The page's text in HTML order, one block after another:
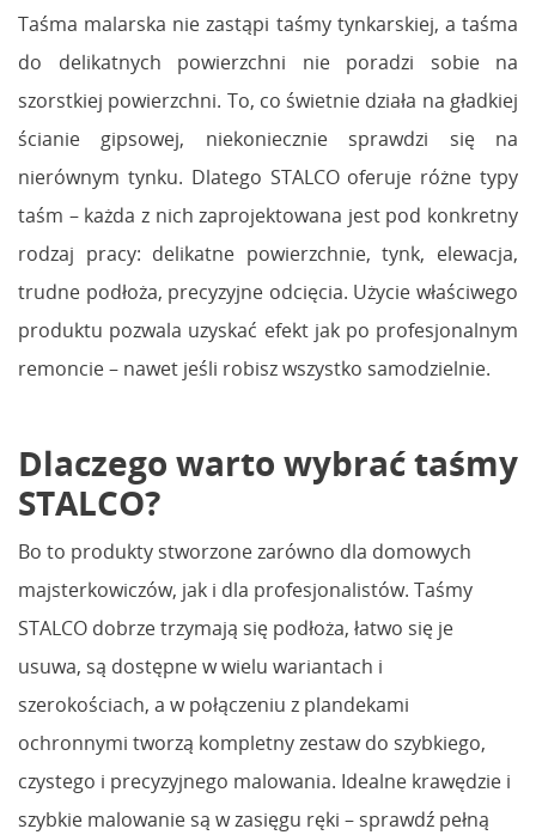
Taśma malarska nie zastąpi taśmy tynkarskiej, a taśma
do delikatnych powierzchni nie poradzi sobie na
szorstkiej powierzchni. To, co świetnie działa na gładkiej
ścianie gipsowej, niekoniecznie sprawdzi się na
nierównym tynku. Dlatego STALCO oferuje różne typy
taśm – każda z nich zaprojektowana jest pod konkretny
rodzaj pracy: delikatne powierzchnie, tynk, elewacja,
trudne podłoża, precyzyjne odcięcia. Użycie właściwego
produktu pozwala uzyskać efekt jak po profesjonalnym
remoncie – nawet jeśli robisz wszystko samodzielnie.
Dlaczego warto wybrać taśmy
STALCO?
Bo to produkty stworzone zarówno dla domowych
majsterkowiczów, jak i dla profesjonalistów. Taśmy
STALCO dobrze trzymają się podłoża, łatwo się je
usuwa, są dostępne w wielu wariantach i
szerokościach, a w połączeniu z plandekami
ochronnymi tworzą kompletny zestaw do szybkiego,
czystego i precyzyjnego malowania. Idealne krawędzie i
szybkie malowanie są w zasięgu ręki – sprawdź pełną